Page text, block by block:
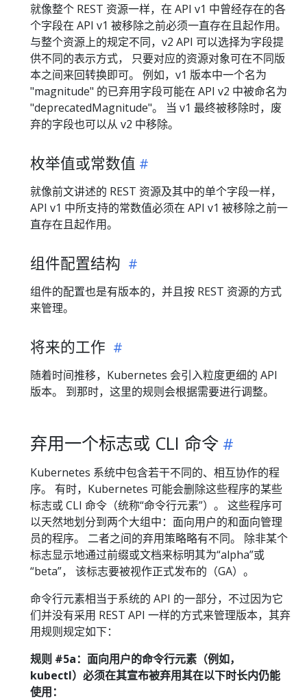
就像整个 REST 资源一样，在 API v1 中曾经存在的各
个字段在 API v1 被移除之前必须一直存在且起作用。
与整个资源上的规定不同，v2 API 可以选择为字段提
供不同的表示方式， 只要对应的资源对象可在不同版
本之间来回转换即可。 例如，v1 版本中一个名为
"magnitude" 的已弃用字段可能在 API v2 中被命名为
"deprecatedMagnitude"。 当 v1 最终被移除时，废
弃的字段也可以从 v2 中移除。
枚举值或常数值
就像前文讲述的 REST 资源及其中的单个字段一样，
API v1 中所支持的常数值必须在 API v1 被移除之前一
直存在且起作用。
组件配置结构
组件的配置也是有版本的，并且按 REST 资源的方式
来管理。
将来的工作
随着时间推移，Kubernetes 会引入粒度更细的 API
版本。 到那时，这里的规则会根据需要进行调整。
弃用一个标志或 CLI 命令
Kubernetes 系统中包含若干不同的、相互协作的程
序。 有时，Kubernetes 可能会删除这些程序的某些
标志或 CLI 命令（统称“命令行元素”）。 这些程序可
以天然地划分到两个大组中：面向用户的和面向管理
员的程序。 二者之间的弃用策略略有不同。 除非某个
标志显示地通过前缀或文档来标明其为“alpha”或
“beta”， 该标志要被视作正式发布的（GA）。
命令行元素相当于系统的 API 的一部分，不过因为它
们并没有采用 REST API 一样的方式来管理版本，其弃
用规则规定如下：
规则 #5a：面向用户的命令行元素（例如，
kubectl）必须在其宣布被弃用其在以下时长内仍能
使用：